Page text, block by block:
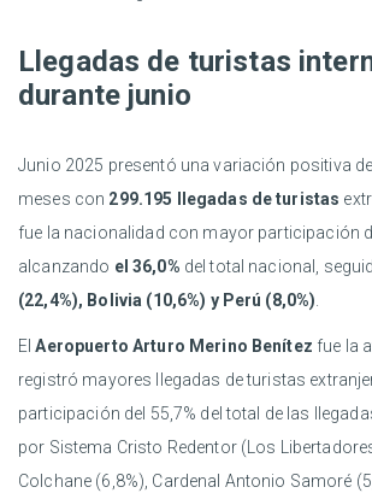
Llegadas de turistas
durante junio
Junio 2025 presentó una variación positiva de
meses con 299.195 llegadas de turistas
fue la nacionalidad con mayor participación
alcanzando el 36,0% del total nacional,
(22,4%), Bolivia (10,6%) y Perú (8,0%)
ElAeropuerto Arturo Merino Benítez fue la
registró mayores llegadas de turistas
participación del 55,7% del total de las
por Sistema Cristo Redentor (Los
Colchane (6,8%), Cardenal Antonio Samoré